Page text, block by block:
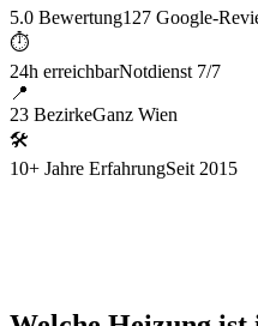
5.0 Bewertung127 Google-
⏱
24h erreichbarNotdienst 7/7
📍
23 BezirkeGanz Wien
🛠
10+ Jahre ErfahrungSeit 2015